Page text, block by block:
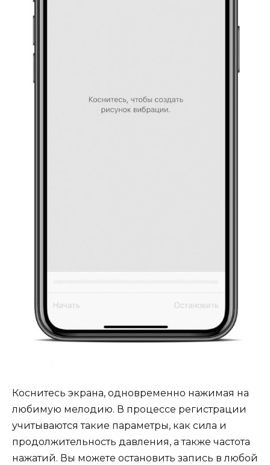
Коснитесь экрана, одновременно нажимая на
любимую мелодию. В процессе регистрации
учитываются такие параметры, как сила и
продолжительность давления, а также частота
нажатий. Вы можете остановить запись в любой